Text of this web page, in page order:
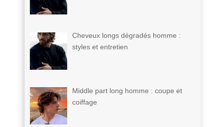
Cheveux longs dégradés homme :
styles et entretien
Middle part long homme : coupe et
coiffage